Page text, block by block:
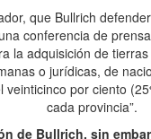
que Bullrich
conferencia de
la adquisición de
o jurídicas, de
veinticinco por ciento
cada provincia”.
de Bullrich, sin